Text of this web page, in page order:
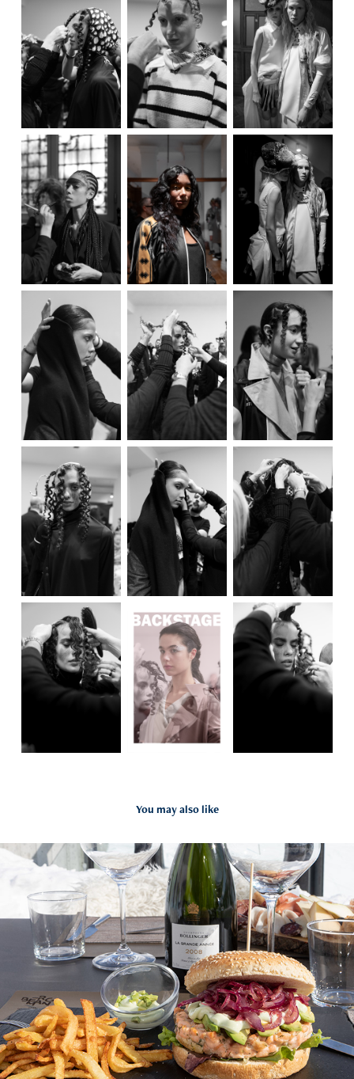
You may also like
Alcune storie di successo